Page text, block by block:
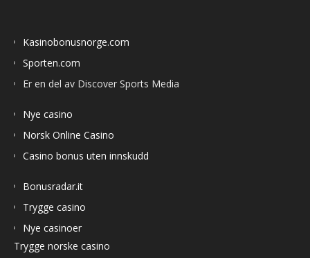
Kasinobonusnorge.com
Sporten.com
Er en del av Discover Sports Media
Nye casino
Norsk Online Casino
Casino bonus uten innskudd
Bonusradar.it
Trygge casino
Nye casinoer
Trygge norske casino